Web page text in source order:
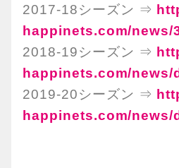
2017-18シーズン ⇒
happinets.com/news/
2018-19シーズン ⇒
happinets.com/news/
2019-20シーズン ⇒
happinets.com/news/